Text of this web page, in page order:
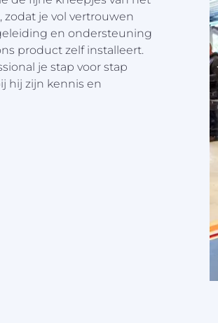
je vol vertrouwen
en ondersteuning
product zelf installeert.
je stap voor stap
hij zijn kennis en